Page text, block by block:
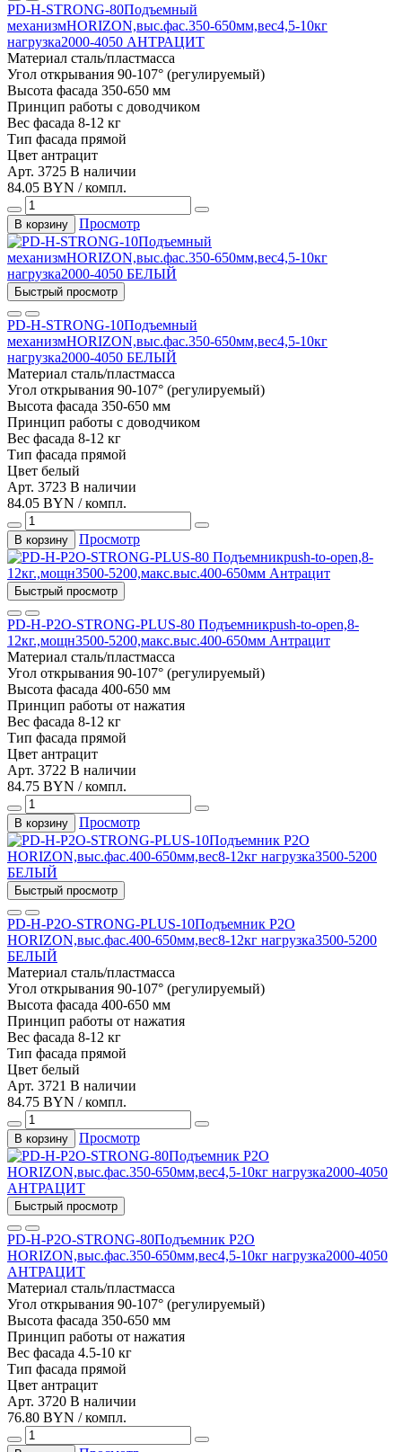
PD-H-STRONG-80Подъемный
механизмHORIZON,выс.фас.350-650мм,вес4,5-10кг
нагрузка2000-4050 АНТРАЦИТ
Материал сталь/пластмасса
Угол открывания 90-107° (регулируемый)
Высота фасада 350-650 мм
Принцип работы с доводчиком
Вес фасада 8-12 кг
Тип фасада прямой
Цвет антрацит
Арт. 3725 В наличии
84.05 BYN / компл.
В корзину Просмотр
Быстрый просмотр
PD-H-STRONG-10Подъемный
механизмHORIZON,выс.фас.350-650мм,вес4,5-10кг
нагрузка2000-4050 БЕЛЫЙ
Материал сталь/пластмасса
Угол открывания 90-107° (регулируемый)
Высота фасада 350-650 мм
Принцип работы с доводчиком
Вес фасада 8-12 кг
Тип фасада прямой
Цвет белый
Арт. 3723 В наличии
84.05 BYN / компл.
В корзину Просмотр
Быстрый просмотр
PD-H-P2O-STRONG-PLUS-80 Подъемникpush-to-open,8-
12кг.,мощн3500-5200,макс.выс.400-650мм Антрацит
Материал сталь/пластмасса
Угол открывания 90-107° (регулируемый)
Высота фасада 400-650 мм
Принцип работы от нажатия
Вес фасада 8-12 кг
Тип фасада прямой
Цвет антрацит
Арт. 3722 В наличии
84.75 BYN / компл.
В корзину Просмотр
Быстрый просмотр
PD-H-P2O-STRONG-PLUS-10Подъемник P2O
HORIZON,выс.фас.400-650мм,вес8-12кг нагрузка3500-5200
БЕЛЫЙ
Материал сталь/пластмасса
Угол открывания 90-107° (регулируемый)
Высота фасада 400-650 мм
Принцип работы от нажатия
Вес фасада 8-12 кг
Тип фасада прямой
Цвет белый
Арт. 3721 В наличии
84.75 BYN / компл.
В корзину Просмотр
Быстрый просмотр
PD-H-P2O-STRONG-80Подъемник P2O
HORIZON,выс.фас.350-650мм,вес4,5-10кг нагрузка2000-4050
АНТРАЦИТ
Материал сталь/пластмасса
Угол открывания 90-107° (регулируемый)
Высота фасада 350-650 мм
Принцип работы от нажатия
Вес фасада 4.5-10 кг
Тип фасада прямой
Цвет антрацит
Арт. 3720 В наличии
76.80 BYN / компл.